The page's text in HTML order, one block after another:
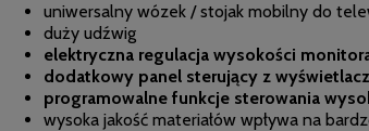
uniwersalny wózek / stojak mobilny do
duży udźwig
elektryczna regulacja wysokości
dodatkowy panel sterujący z
programowalne funkcje sterowania
wysoka jakość materiałów wpływa na